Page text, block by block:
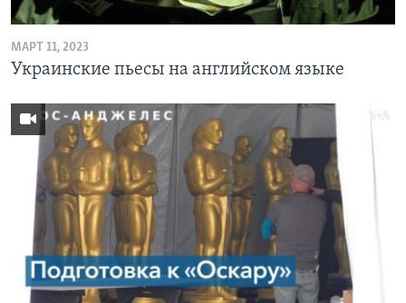
МАРТ 11, 2023
Украинские пьесы на английском языке